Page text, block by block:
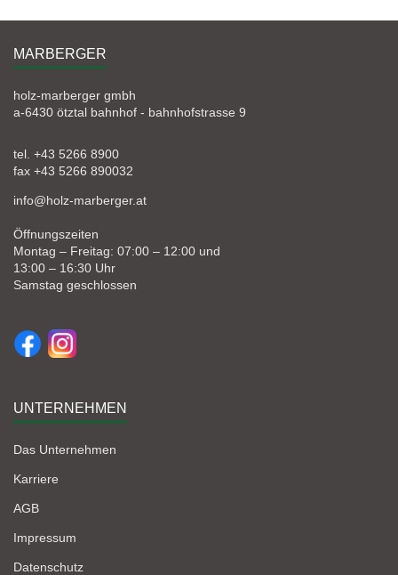
MARBERGER
holz-marberger gmbh
a-6430 ötztal bahnhof - bahnhofstrasse 9
tel. +43 5266 8900
fax +43 5266 890032
info@holz-marberger.at
Öffnungszeiten
Montag – Freitag: 07:00 – 12:00 und
13:00 – 16:30 Uhr
Samstag geschlossen
UNTERNEHMEN
Das Unternehmen
Karriere
AGB
Impressum
Datenschutz